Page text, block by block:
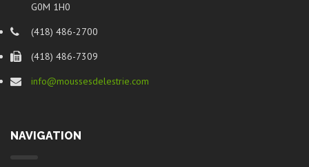
G0M 1H0
(418) 486-2700
(418) 486-7309
info@moussesdelestrie.com
NAVIGATION